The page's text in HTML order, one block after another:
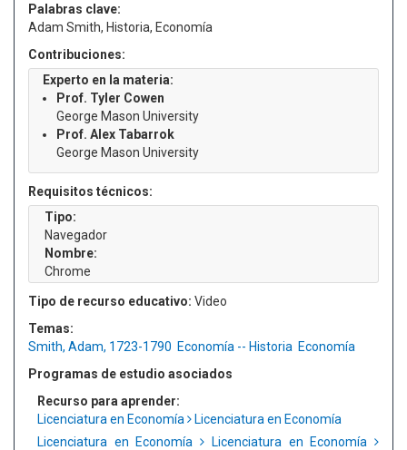
Palabras clave:
Adam Smith, Historia, Economía
Contribuciones:
Experto en la materia:
Prof. Tyler Cowen
George Mason University
Prof. Alex Tabarrok
George Mason University
Requisitos técnicos:
Tipo:
Navegador
Nombre:
Chrome
Tipo de recurso educativo: Video
Temas:
Smith, Adam, 1723-1790 Economía -- Historia Economía
Programas de estudio asociados
Recurso para aprender:
Licenciatura en Economía
Licenciatura en Economía
Licenciatura en Economía
Licenciatura en Economía